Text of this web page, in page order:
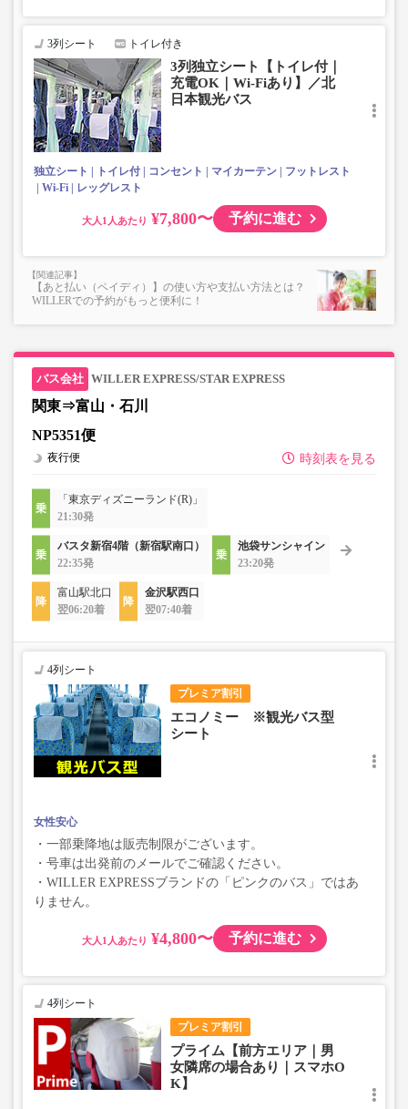
3列シート トイレ付き
3列独立シート【トイレ付｜
充電OK｜Wi-Fiあり】／北
日本観光バス
独立シート トイレ付 コンセント マイカーテン
フットレスト
Wi-Fi
レッグレスト
大人 ¥7,800〜 予約に進む
【あと払い（ペイディ）】の使い方や支払い方法とは？
WILLERでの予約がもっと便利に！
WILLER EXPRESS/STAR EXPRESS
関東⇒富山・石川
NP5351便
時刻表を見る
夜行便
「東京ディズニーランド(R)」
21:30発
バスタ新宿4階（新宿駅南口）
22:35発
池袋サンシャイン
23:20発
富山駅北口
翌06:20着
金沢駅西口
翌07:40着
プレミア割引
4列シート
エコノミー ※観光バス型
シート
女性安心
・一部乗降地は販売制限がございます。
・号車は出発前のメールでご確認ください。
・WILLER EXPRESSブランドの「ピンクのバス」ではあ
りません。
大人 ¥4,800〜 予約に進む
プレミア割引
4列シート
プライム【前方エリア｜男
女隣席の場合あり｜スマホO
K】